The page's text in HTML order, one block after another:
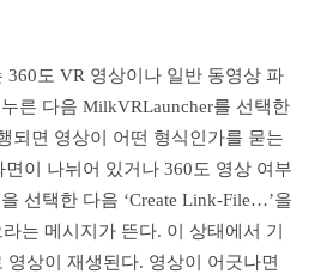
360도 VR 영상이나 일반 동영상 파
른 다음 MilkVRLauncher를 선택한
되면 영상이 어떤 형식인가를 묻는
이 나뉘어 있거나 360도 영상 여부
선택한 다음 ‘Create Link-File…’을
는 메시지가 뜬다. 이 상태에서 기
영상이 재생된다. 영상이 어긋나면